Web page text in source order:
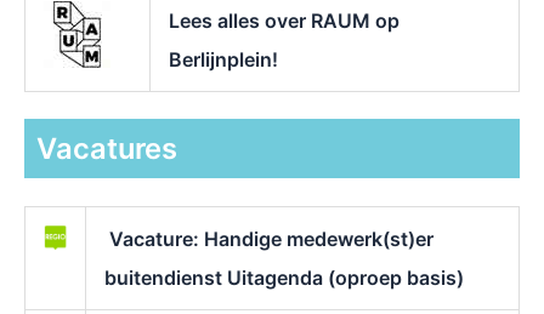
Lees alles over RAUM op
Berlijnplein!
Vacatures
Vacature: Handige medewerk(st)er
buitendienst Uitagenda (oproep basis)